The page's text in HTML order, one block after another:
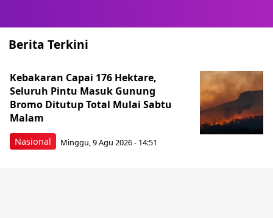
Berita Terkini
Nasional
Kebakaran Capai 176 Hektare,
Seluruh Pintu Masuk Gunung
Bromo Ditutup Total Mulai Sabtu
Malam
Minggu, 9 Agu 2026 - 14:51